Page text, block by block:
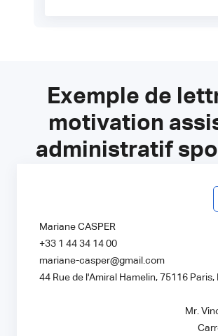
Exemple de
motivation
administratif
Mariane CASPER
+33 1 44 34 14 00
mariane-casper@gmail.com
44 Rue de l'Amiral Hamelin, 75116 Paris,
Mr.